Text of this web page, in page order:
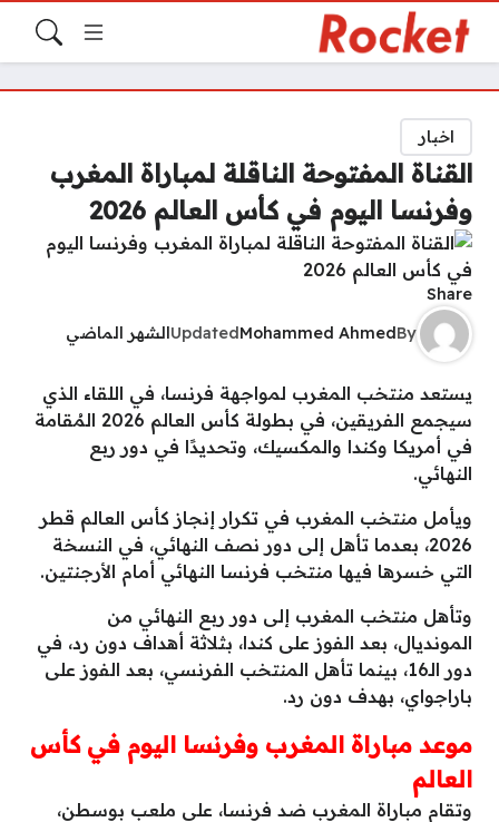
اخبار
القناة المفتوحة الناقلة لمباراة المغرب
وفرنسا اليوم في كأس العالم 2026
Share
By
Mohammed Ahmed
Updated الشهر الماضي
يستعد منتخب المغرب لمواجهة فرنسا، في اللقاء الذي
سيجمع الفريقين، في بطولة كأس العالم 2026 المُقامة
في أمريكا وكندا والمكسيك، وتحديدًا في دور ربع
النهائي.
ويأمل منتخب المغرب في تكرار إنجاز كأس العالم قطر
2026، بعدما تأهل إلى دور نصف النهائي، في النسخة
التي خسرها فيها منتخب فرنسا النهائي أمام الأرجنتين.
وتأهل منتخب المغرب إلى دور ربع النهائي من
المونديال، بعد الفوز على كندا، بثلاثة أهداف دون رد، في
دور الـ16، بينما تأهل المنتخب الفرنسي، بعد الفوز على
باراجواي، بهدف دون رد.
موعد مباراة المغرب وفرنسا اليوم في كأس
العالم
وتقام مباراة المغرب ضد فرنسا، على ملعب بوسطن،